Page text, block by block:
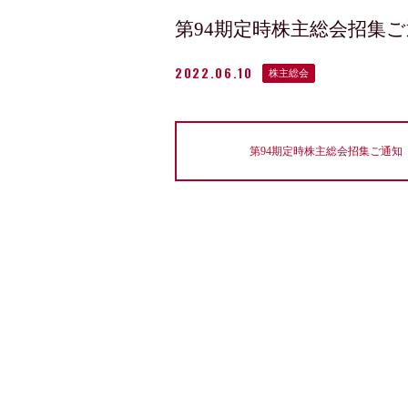
第94期定時株主総会招集
2022.06.10 株主総会
第94期定時株主総会招集ご通知